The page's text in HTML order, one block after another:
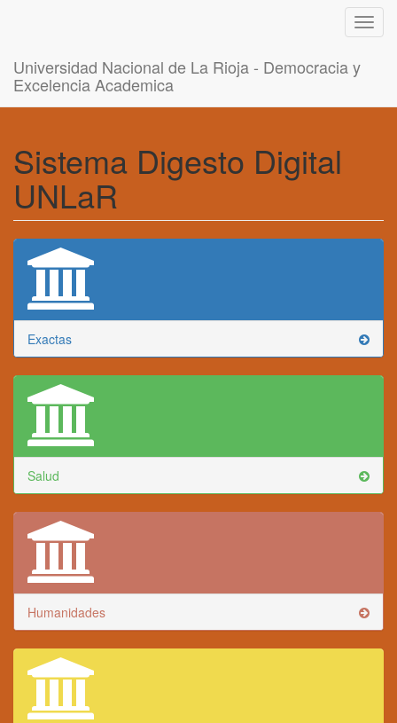
Universidad Nacional de La Rioja - Democracia y
Excelencia Academica
Sistema Digesto Digital
UNLaR
Exactas
Salud
Humanidades